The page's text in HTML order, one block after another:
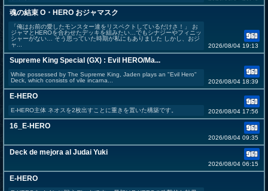
魂の結束 O・HERO おジャマスク
「俺はお前の愛したモンスター達をリスペクトしているだけさ！」 お
ジャマとHEROを合わせたデッキを組みたい…でもシナジーやフィニッ
シャーがない… そう思っていた時期が私にもありました しかし、おジ
ャ...
2026/08/04 19:13
Supreme King Special (GX) : Evil HERO/Ma...
While possessed by The Supreme King, Jaden plays an "Evil Hero"
Deck, which consists of vile incarna...
2026/08/04 18:39
E-HERO
E-HERO主体 ネオスを2枚出すことに重きを置いた構築です。 2026/08/04 17:56
16_E-HERO
2026/08/04 09:35
Deck de mejora al Judai Yuki
2026/08/04 06:15
E-HERO